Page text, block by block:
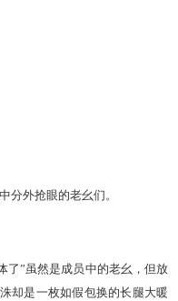
分外抢眼的老幺们。
了”虽然是成员中的老幺，但放
却是一枚如假包换的长腿大暖